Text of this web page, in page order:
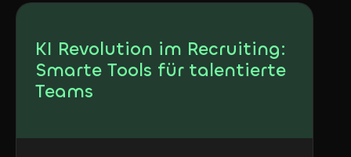
KI Revolution im Recruiting:
Smarte Tools für talentierte
Teams